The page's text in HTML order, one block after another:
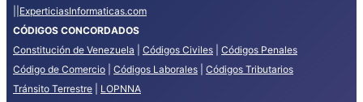
ExperticiasInformaticas.com
CÓDIGOS CONCORDADOS
Constitución de Venezuela
Códigos Civiles
Códigos Penales
Código de Comercio
Códigos Laborales
Códigos Tributarios
Tránsito Terrestre
LOPNNA